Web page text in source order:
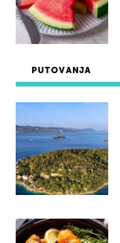
PUTOVANJA